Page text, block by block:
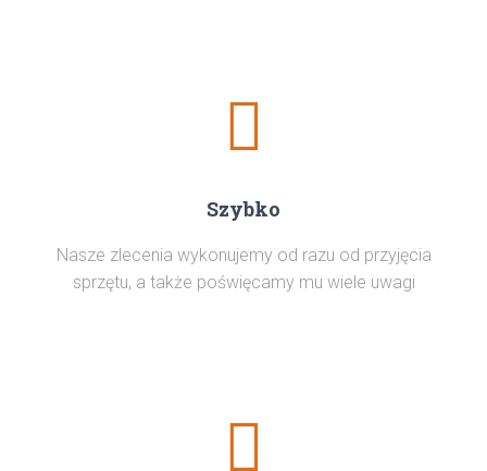
Szybko
Nasze zlecenia wykonujemy od razu od przyjęcia
sprzętu, a także poświęcamy mu wiele uwagi